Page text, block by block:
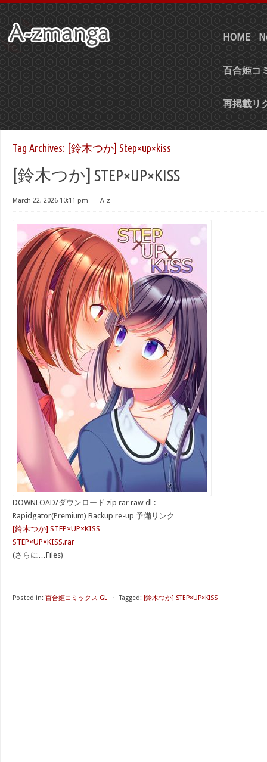
HOME
百合姫コ
再掲載リ
Tag Archives: [鈴木つか] Step×up×kiss
[鈴木つか] STEP×UP×KISS
March 22, 2026 10:11 pm ⋅ A-z
DOWNLOAD/ダウンロード zip rar raw dl :
Rapidgator(Premium) Backup re-up 予備リンク
[鈴木つか] STEP×UP×KISS
STEP×UP×KISS.rar
(さらに…Files)
Posted in: 百合姫コミックス GL ⋅ Tagged: [鈴木つか] STEP×UP×KISS